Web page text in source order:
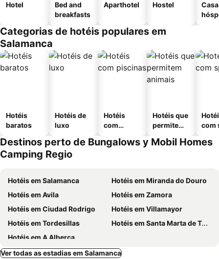
Hotel
Bed and
breakfasts
Aparthotel Hostel
Categorias de hotéis populares em
Salamanca
Hotéis
baratos
Hotéis de
luxo
Hotéis
com
Hotéis que
permitem
com
Destinos perto de Bungalows y Mobil Homes
Camping Regio
Hotéis em Salamanca
Hotéis em Miranda do Douro
Hotéis em Avila
Hotéis em Zamora
Hotéis em Ciudad Rodrigo
Hotéis em Villamayor
Hotéis em Tordesillas
Hotéis em Santa Marta de Tormes
Hotéis em A Alberca
Ver todas as estadias em Salamanca